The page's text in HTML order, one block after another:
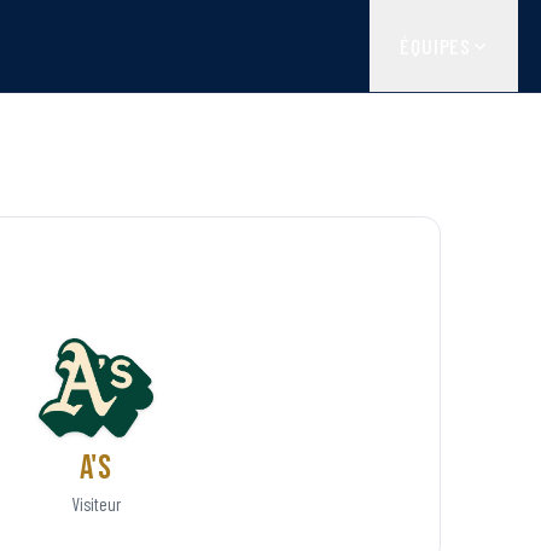
A's
Visiteur